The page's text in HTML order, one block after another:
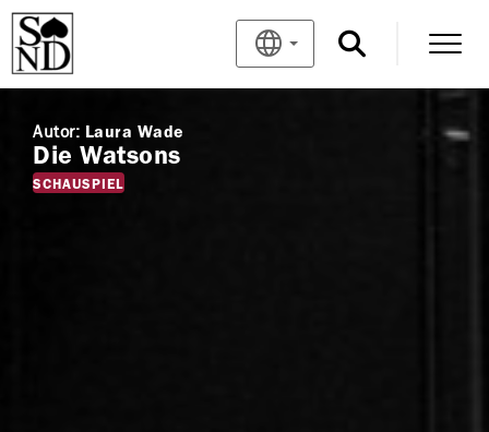
Autor: Laura Wade
Die Watsons
SCHAUSPIEL